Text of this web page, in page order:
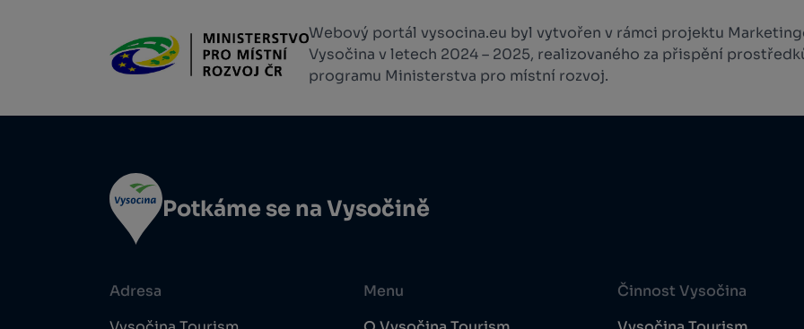
Webový portál vysocina.eu byl vytvořen v rámci projektu
Vysočina v letech 2024 – 2025, realizovaného za přispění
programu Ministerstva pro místní rozvoj.
Potkáme se na Vysočině
Adresa
Menu
Činnost Vysočina